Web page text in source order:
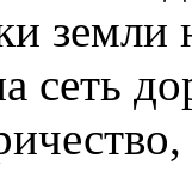
земли
сеть